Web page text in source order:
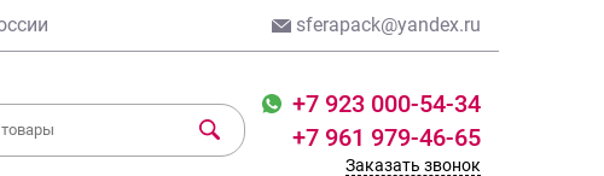
sferapack@yandex.ru
+7 923 000-54-34
+7 961 979-46-65
Заказать звонок